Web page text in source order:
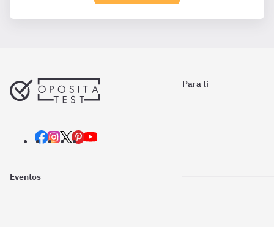
Para ti
Eventos